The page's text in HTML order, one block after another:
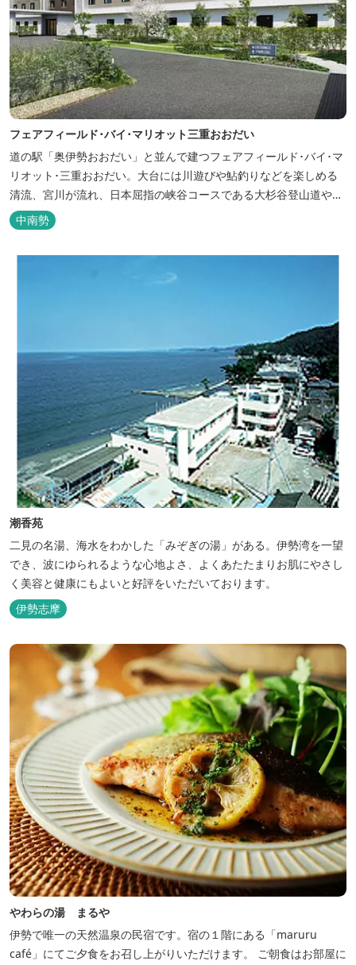
フェアフィールド･バイ･マリオット三重おおだい
道の駅「奥伊勢おおだい」と並んで建つフェアフィールド･バイ･マ
リオット･三重おおだい。大台には川遊びや鮎釣りなどを楽しめる
清流、宮川が流れ、日本屈指の峡谷コースである大杉谷登山道や、
登山初心者から楽しめる総門山など、表情豊かな山々が連なりま
す。 日本の滝百選に選ばれている七ッ釜滝など、大自然が作り出す
四季折々の景観は実に壮大です。身も心もリフレッシュする旅の拠
点として、当ホテルは快適さを追...
中南勢
潮香苑
二見の名湯、海水をわかした「みぞぎの湯」がある。伊勢湾を一望
でき、波にゆられるような心地よさ、よくあたたまりお肌にやさし
く美容と健康にもよいと好評をいただいております。
伊勢志摩
やわらの湯 まるや
伊勢で唯一の天然温泉の民宿です。宿の１階にある「maruru
café」にてご夕食をお召し上がりいただけます。 ご朝食はお部屋に